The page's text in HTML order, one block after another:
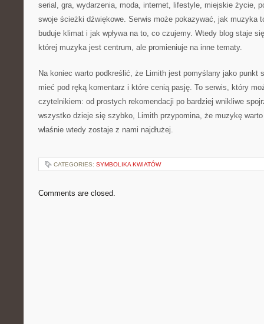
serial, gra, wydarzenia, moda, internet, lifestyle, miejskie życie,
swoje ścieżki dźwiękowe. Serwis może pokazywać, jak muzyka
buduje klimat i jak wpływa na to, co czujemy. Wtedy blog staje
której muzyka jest centrum, ale promieniuje na inne tematy.
Na koniec warto podkreślić, że Limith jest pomyślany jako punkt
mieć pod ręką komentarz i które cenią pasję. To serwis, który
czytelnikiem: od prostych rekomendacji po bardziej wnikliwe
wszystko dzieje się szybko, Limith przypomina, że muzykę
właśnie wtedy zostaje z nami najdłużej.
CATEGORIES: SYMBOLIKA KWIATÓW
Comments are closed.